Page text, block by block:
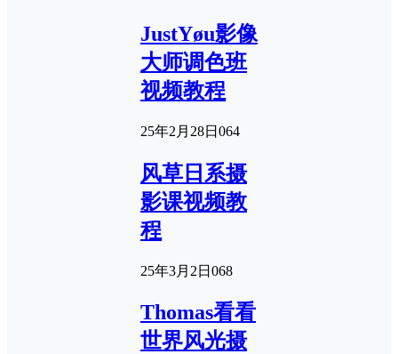
JustYøu影像
大师调色班
视频教程
25年2月28日 064
风草日系摄
影课视频教
程
25年3月2日 068
Thomas看看
世界风光摄